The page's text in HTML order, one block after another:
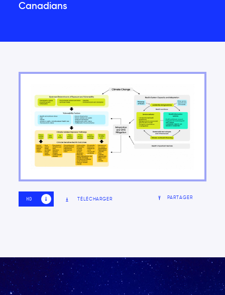
Canadians
HD SD TÉLÉCHARGER PARTAGER
Voir le chapitre
Remerciements
Structure du rapport